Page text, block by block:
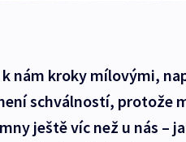
k nám kroky mílovými,
schválností, protože
ještě víc než u nás –